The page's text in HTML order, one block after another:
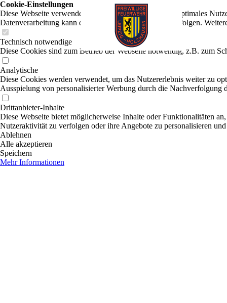
Cookie-Einstellungen
Diese Webseite verwendet Cookies, um Besuchern ein optimales
Datenverarbeitung kann dann auch in einem Drittland erfolgen.
Technisch notwendige
Diese Cookies sind zum Betrieb der Webseite notwendig, z.B. zum
Analytische
Diese Cookies werden verwendet, um das Nutzererlebnis weiter zu
Ausspielung von personalisierter Werbung durch die Nachverfolgung
Drittanbieter-Inhalte
Diese Webseite bietet möglicherweise Inhalte oder Funktionalitäten
Nutzeraktivität zu verfolgen oder ihre Angebote zu personalisieren
Ablehnen
Alle akzeptieren
Speichern
Mehr Informationen